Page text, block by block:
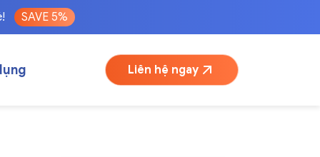
SAVE 5%
Liên hệ ngay